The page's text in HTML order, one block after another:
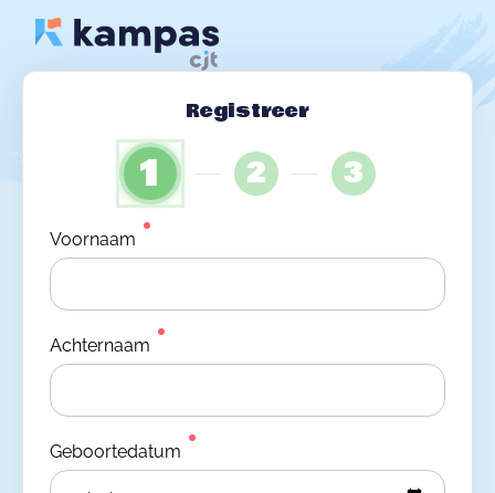
Registreer
1 2 3
Voornaam
Achternaam
Geboortedatum